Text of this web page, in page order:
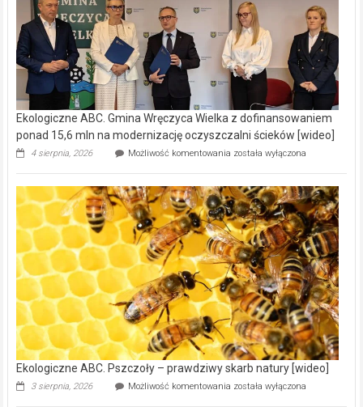
Ekologiczne ABC. Gmina Wręczyca Wielka z dofinansowaniem
ponad 15,6 mln na modernizację oczyszczalni ścieków [wideo]
4 sierpnia, 2026 Możliwość komentowania Ekologiczne
Wręczyca
Wielka
z
dofinansowaniem
ponad
15,6
mln
na
modernizację
oczyszczalni
ścieków
[wideo]
została wyłączona
Ekologiczne ABC. Pszczoły – prawdziwy skarb natury [wideo]
3 sierpnia, 2026 Możliwość komentowania Ekologiczne
została wyłączona